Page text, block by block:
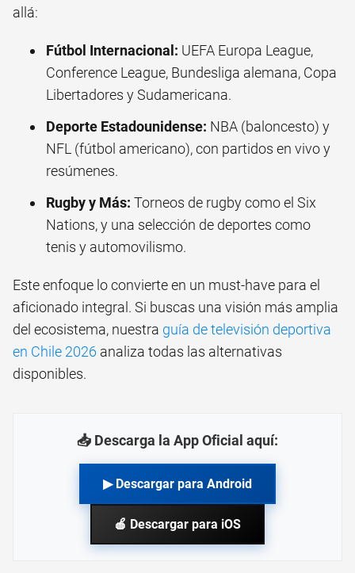
allá:
Fútbol Internacional: UEFA Europa League,
Conference League, Bundesliga alemana, Copa
Libertadores y Sudamericana.
Deporte Estadounidense: NBA (baloncesto) y
NFL (fútbol americano), con partidos en vivo y
resúmenes.
Rugby y Más: Torneos de rugby como el Six
Nations, y una selección de deportes como
tenis y automovilismo.
Este enfoque lo convierte en un must-have para el
aficionado integral. Si buscas una visión más amplia
del ecosistema, nuestra guía de televisión deportiva
en Chile 2026 analiza todas las alternativas
disponibles.
📥 Descarga la App Oficial aquí:
▶ Descargar para Android
🍎 Descargar para iOS